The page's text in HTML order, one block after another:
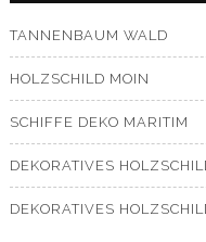
TANNENBAUM WALD
HOLZSCHILD MOIN
SCHIFFE DEKO MARITIM
DEKORATIVES
DEKORATIVES